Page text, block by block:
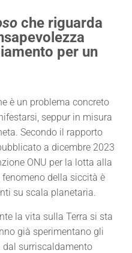
che riguarda
per un
è un problema concreto
seppur in misura
Secondo il rapporto
a dicembre 2023
ONU per la lotta alla
della siccità è
su scala planetaria.
la vita sulla Terra si sta
già sperimentano gli
surriscaldamento